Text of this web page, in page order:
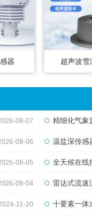
器 超声波雪
08-07 精细化气象监测
08-06 温盐深传感器
08-05 全天候在线捕捉
08-04 雷达式流速流量
11-20 十要素一体